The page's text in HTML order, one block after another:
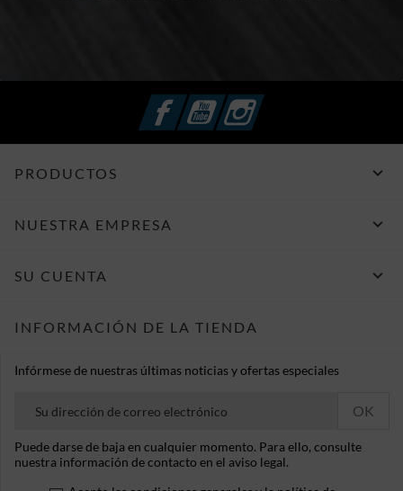
FacebookYouTubeInstagram
PRODUCTOS 
NUESTRA EMPRESA 
SU CUENTA 
INFORMACIÓN DE LA TIENDA
Infórmese de nuestras últimas noticias y ofertas especiales
Puede darse de baja en cualquier momento. Para ello, consulte
nuestra información de contacto en el aviso legal.